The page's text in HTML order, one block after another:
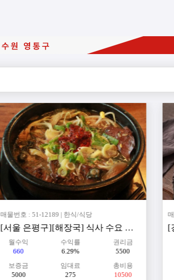
매물번호 : 51-12160 | 일반음식점(기타)
월수익
433
수익률
6.66%
권리금
4500
보증금
2000
임대료
142
총비용
6500